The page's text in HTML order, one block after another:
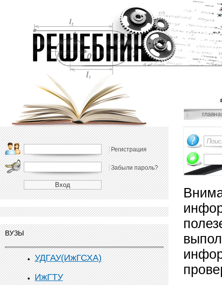
Регистрация
Забыли пароль?
ВУЗЫ
УДГАУ(ИжГСХА)
ИжГТУ